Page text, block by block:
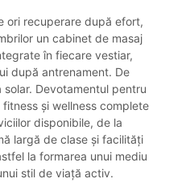
ori recuperare după efort,
un cabinet de masaj
în fiecare vestiar,
după antrenament. De
Devotamentul pentru
și wellness complete
disponibile, de la
largă de clase și facilități
la formarea unui mediu
stil de viață activ.